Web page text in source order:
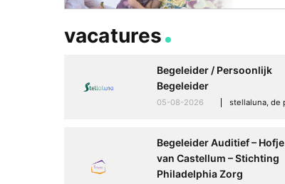
vacatures
Begeleider / Persoonlijk
Begeleider
05-08-2026
Begeleider Auditief – Hofje
van Castellum – Stichting
Philadelphia Zorg